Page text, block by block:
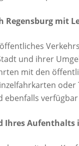
Regensburg mit
und ihrer
mit den
ebenfalls
Ihres